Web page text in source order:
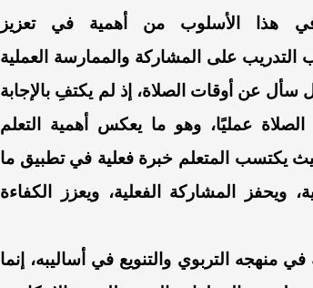
هذا الأسلوب من أهمية في تعزيز
التدريب على المشاركة والممارسة العملية
سأل عن أوقات الصلاة، إذ لم يكتفِ بالإجابة
الصلاة عمليًا، وهو ما يعكس أهمية
التعلم
يكتسب المتعلم خبرة فعلية في تطبيق ما
ويحفز المشاركة الفعلية، ويعزز الكفاءة
في منهجه التربوي والتنويع في أساليبه،
إنما